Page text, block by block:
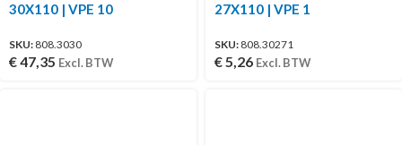
30X110 | VPE 10
SKU: 808.3030
€47,35 Excl. BTW
27X110 | VPE 1
SKU: 808.30271
€5,26 Excl. BTW